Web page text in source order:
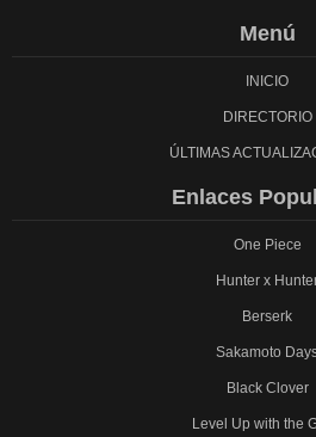
Menú
INICIO
DIRECTORIO
ÚLTIMAS
Enlaces
One Piece
Hunter x
Berserk
Sakamoto
Black Clover
Level Up with the